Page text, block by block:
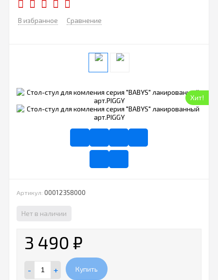
В избранное Сравнение
Хит!
Артикул: 00012358000
Нет в наличии
3 490 ₽
- + Купить